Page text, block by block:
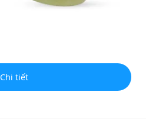
Chi tiết